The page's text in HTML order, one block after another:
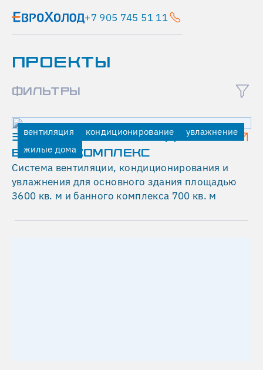
+7 905 745 51 11
ПРОЕКТЫ
ФИЛЬТРЫ
вентиляция кондиционирование
увлажнение
жилые дома
ЗАГОРОДНЫЙ ЖИЛОЙ ДОМ И
БАННЫЙ КОМПЛЕКС
Система вентиляции, кондиционирования и
увлажнения для основного здания площадью
3600 кв. м и банного комплекса 700 кв. м
Проекты
центр "W
вентиляция
кондиционирование
дымоудаление
торговые
центры и
рестораны